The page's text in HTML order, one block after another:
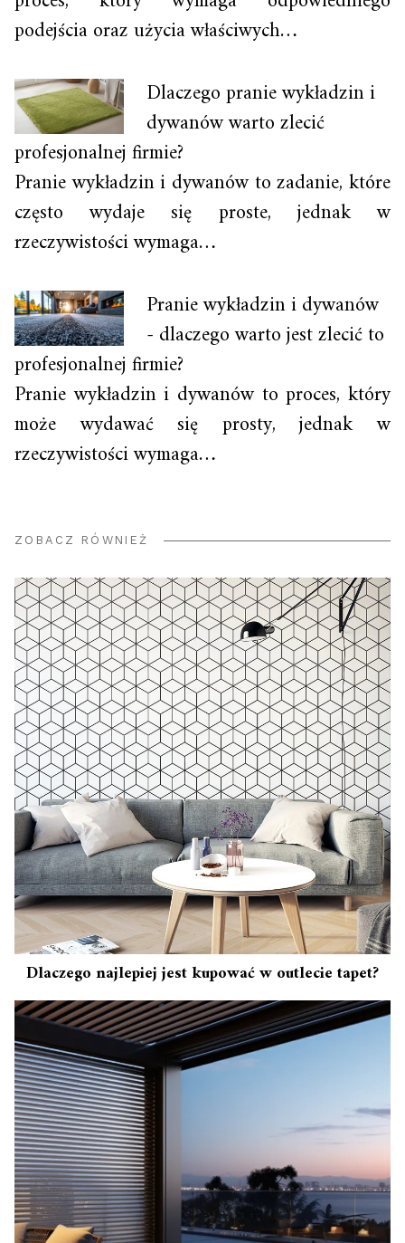
podejścia oraz użycia właściwych…
Dlaczego pranie wykładzin i
dywanów warto zlecić
profesjonalnej firmie?
Pranie wykładzin i dywanów to zadanie, które
często wydaje się proste, jednak w
rzeczywistości wymaga…
Pranie wykładzin i dywanów
- dlaczego warto jest zlecić to
profesjonalnej firmie?
Pranie wykładzin i dywanów to proces, który
może wydawać się prosty, jednak w
rzeczywistości wymaga…
ZOBACZ RÓWNIEŻ
Dlaczego najlepiej jest kupować w outlecie tapet?